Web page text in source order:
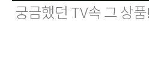
궁금했던 TV속 그 상